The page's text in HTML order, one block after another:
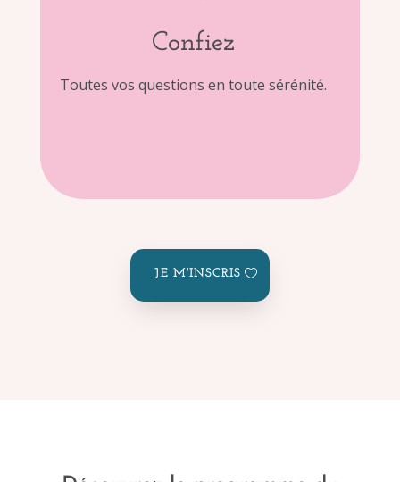
Confiez
Toutes vos questions en toute sérénité.
JE M'INSCRIS